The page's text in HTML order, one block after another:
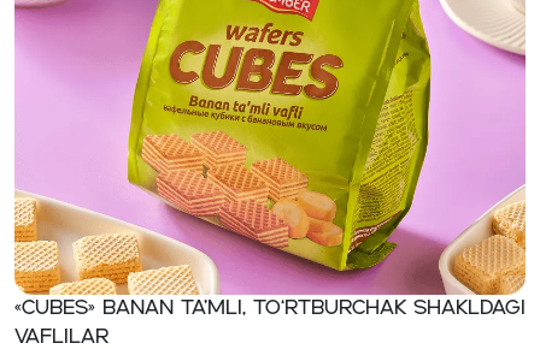
«CUBES» Banan ta’mli, to‘rtburchak shakldagi
vaflilar